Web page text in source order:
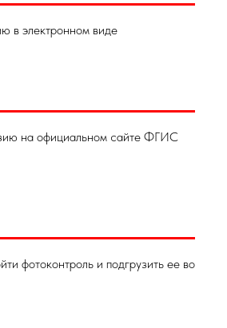
в электронном виде
на официальном сайте ФГИС
фотоконтроль и подгрузить ее во